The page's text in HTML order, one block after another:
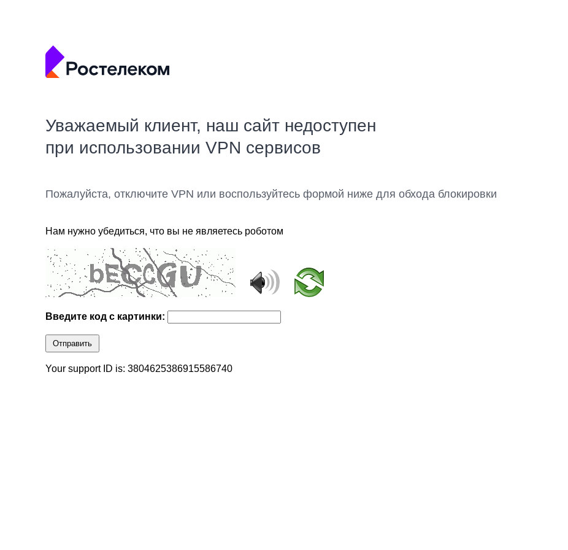
Уважаемый клиент, наш сайт недоступен
при использовании VPN сервисов
Пожалуйста, отключите VPN или воспользуйтесь формой ниже для обхода блокировки
Нам нужно убедиться, что вы не являетесь роботом
Введите код с картинки:
Отправить
Your support ID is: 3804625386915586740